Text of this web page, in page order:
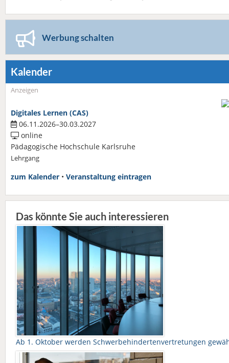
Werbung schalten
Kalender
Anzeigen
Digitales Lernen (CAS)
06.11.2026–30.03.2027
online
Pädagogische Hochschule Karlsruhe
Lehrgang
zum Kalender • Veranstaltung eintragen
Das könnte Sie auch interessieren
Ab 1. Oktober werden Schwerbehindertenvertretungen